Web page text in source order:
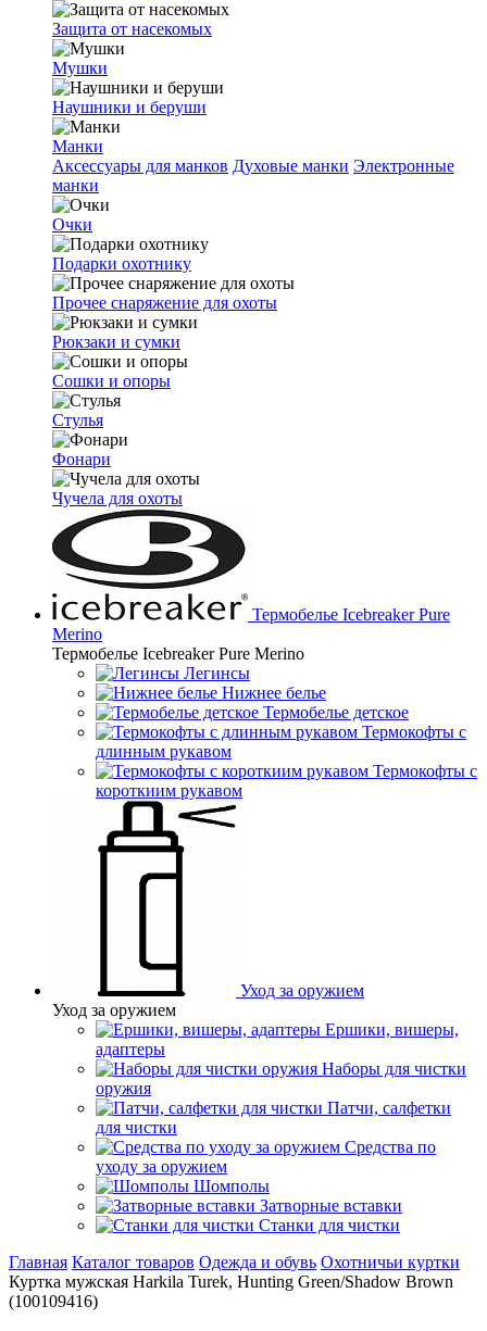
Защита от насекомых
Мушки
Наушники и беруши
Манки
Аксессуары для манков Духовые манки Электронные
манки
Очки
Подарки охотнику
Прочее снаряжение для охоты
Рюкзаки и сумки
Сошки и опоры
Стулья
Фонари
Чучела для охоты
Термобелье Icebreaker Pure
Merino
Термобелье Icebreaker Pure Merino
Легинсы
Нижнее белье
Термобелье детское
Термокофты с
длинным рукавом
Термокофты с
короткиим рукавом
Уход за оружием
Уход за оружием
Ершики, вишеры,
адаптеры
Наборы для чистки
оружия
Патчи, салфетки
для чистки
Средства по
уходу за оружием
Шомполы
Затворные вставки
Станки для чистки
Главная Каталог товаров Одежда и обувь Охотничьи куртки
Куртка мужская Harkila Turek, Hunting Green/Shadow Brown
(100109416)